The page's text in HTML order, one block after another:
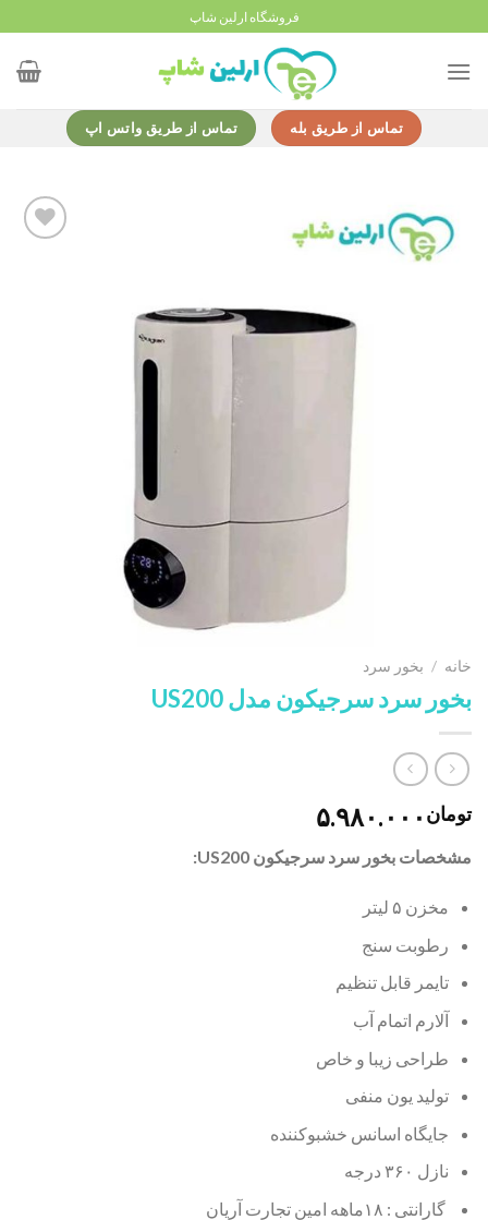
to
content
فروشگاه ارلین شاپ
تماس از طریق بله تماس از طریق واتس اپ
خانه / بخور سرد
بخور سرد سرجیکون مدل US200
تومان ۵.۹۸۰.۰۰۰
مشخصات بخور سرد سرجیکون US200:
مخزن ۵ لیتر
رطوبت سنج
تایمر قابل تنظیم
آلارم اتمام آب
طراحی زیبا و خاص
تولید یون منفی
جایگاه اسانس خشبوکننده
نازل ۳۶۰ درجه
گارانتی : ۱۸ماهه امین تجارت آریان